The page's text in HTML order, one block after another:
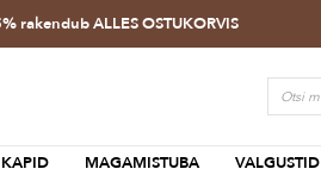
rakendub ALLES OSTUKORVIS
KAPID MAGAMISTUBA VALGUSTID